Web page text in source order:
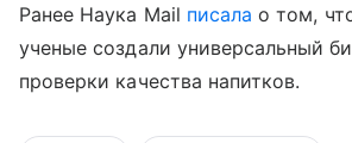
Ранее Наука Mail писала о том,
ученые создали универсальный
проверки качества напитков.